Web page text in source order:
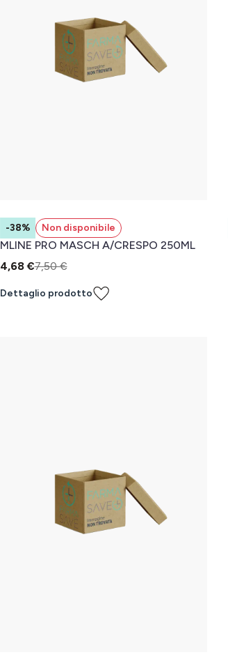
-38% Non disponibile
MLINE PRO MASCH A/CRESPO 250ML
4,68 €7,50 €
Dettaglio prodotto